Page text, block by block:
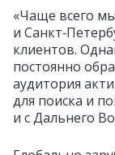
«Чаще всего
и
клиентов.
постоянно
аудитория
для поиска и
и с Дальнего